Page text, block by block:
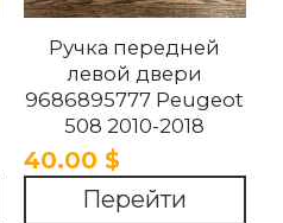
Ручка передней
левой двери
9686895777 Peugeot
508 2010-2018
40.00 $
Перейти